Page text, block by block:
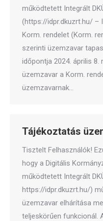
működtetett Integrált
(https://idpr.dkuzrt.hu/ –
Korm. rendelet (Korm.
szerinti üzemzavar
időpontja 2024. április 8.
üzemzavar a Korm.
üzemzavarnak…
Tájékoztatás
Tisztelt Felhasználók!
hogy a Digitális
működtetett Integrált
https://idpr.dkuzrt.hu/)
üzemzavar elhárítása
teljeskörűen funkcionál.